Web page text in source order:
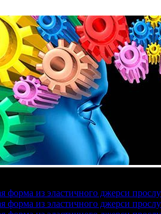
форма из эластичного джерси
форма из эластичного джерси